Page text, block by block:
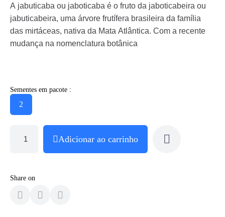
A jabuticaba ou jaboticaba é o fruto da jaboticabeira ou
jabuticabeira, uma árvore frutífera brasileira da família
das mirtáceas, nativa da Mata Atlântica. Com a recente
mudança na nomenclatura botânica
Sementes em pacote :
2
Adicionar ao carrinho
Share on